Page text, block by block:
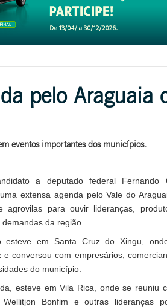
pelo Araguaia
eventos importantes dos municípios.
a deputado federal Fernando
extensa agenda pelo Vale do
agrovilas para ouvir lideranças,
demandas da região.
esteve em Santa Cruz do Xingu,
e conversou com empresários,
do município.
esteve em Vila Rica, onde se reuniu
Wellitjon Bonfim e outras lideranças